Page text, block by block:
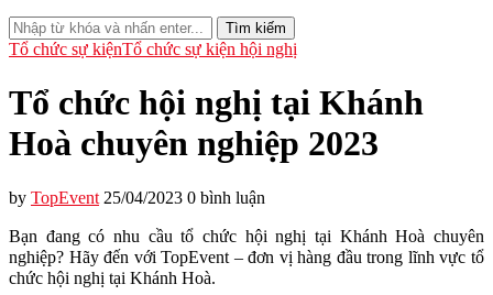
Tìm kiếm
Tổ chức sự kiệnTổ chức sự kiện hội nghị
Tổ chức hội nghị tại Khánh
Hoà chuyên nghiệp 2023
by TopEvent 25/04/2023 0 bình luận
Bạn đang có nhu cầu tổ chức hội nghị tại Khánh Hoà chuyên
nghiệp? Hãy đến với TopEvent – đơn vị hàng đầu trong lĩnh vực tổ
chức hội nghị tại Khánh Hoà.